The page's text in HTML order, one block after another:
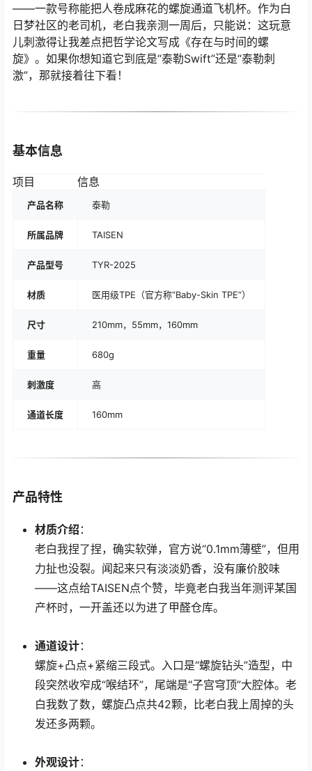
——一款号称能把人卷成麻花的螺旋通道飞机杯。作为白
日梦社区的老司机，老白我亲测一周后，只能说：这玩意
儿刺激得让我差点把哲学论文写成《存在与时间的螺
旋》。如果你想知道它到底是“泰勒Swift”还是“泰勒刺
激”，那就接着往下看！
基本信息
项目 信息
产品名称 泰勒
所属品牌 TAISEN
产品型号 TYR-2025
材质 医用级TPE（官方称“Baby-Skin TPE”）
尺寸 210mm，55mm，160mm
重量 680g
刺激度 高
通道长度 160mm
产品特性
材质介绍 ：
老白我捏了捏，确实软弹，官方说“0.1mm薄壁”，但用
力扯也没裂。闻起来只有淡淡奶香，没有廉价胶味
——这点给TAISEN点个赞，毕竟老白我当年测评某国
产杯时，一开盖还以为进了甲醛仓库。
通道设计：
螺旋+凸点+紧缩三段式。入口是“螺旋钻头”造型，中
段突然收窄成“喉结环”，尾端是“子宫穹顶”大腔体。老
白我数了数，螺旋凸点共42颗，比老白我上周掉的头
发还多两颗。
外观设计：